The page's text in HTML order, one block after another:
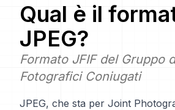
Qual è il
JPEG?
Formato JFIF del Gruppo
Fotografici Coniugati
JPEG, che sta per Joint